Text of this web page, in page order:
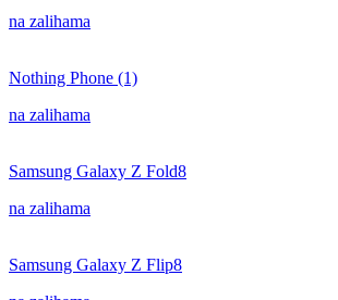
na zalihama
Nothing Phone (1)
na zalihama
Samsung Galaxy Z Fold8
na zalihama
Samsung Galaxy Z Flip8